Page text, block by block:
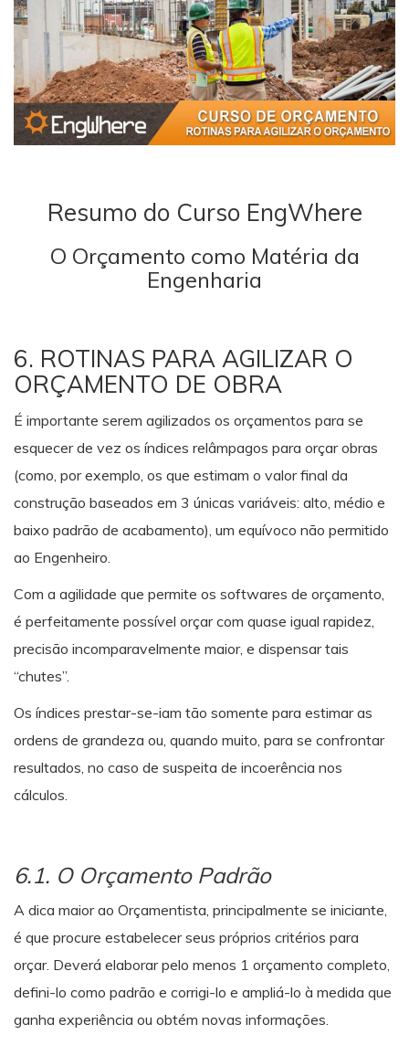
Resumo do Curso EngWhere
O Orçamento como Matéria da
Engenharia
6. ROTINAS PARA AGILIZAR O
ORÇAMENTO DE OBRA
É importante serem agilizados os orçamentos para se
esquecer de vez os índices relâmpagos para orçar obras
(como, por exemplo, os que estimam o valor final da
construção baseados em 3 únicas variáveis: alto, médio e
baixo padrão de acabamento), um equívoco não permitido
ao Engenheiro.
Com a agilidade que permite os softwares de orçamento,
é perfeitamente possível orçar com quase igual rapidez,
precisão incomparavelmente maior, e dispensar tais
“chutes”.
Os índices prestar-se-iam tão somente para estimar as
ordens de grandeza ou, quando muito, para se confrontar
resultados, no caso de suspeita de incoerência nos
cálculos.
6.1. O Orçamento Padrão
A dica maior ao Orçamentista, principalmente se iniciante,
é que procure estabelecer seus próprios critérios para
orçar. Deverá elaborar pelo menos 1 orçamento completo,
defini-lo como padrão e corrigi-lo e ampliá-lo à medida que
ganha experiência ou obtém novas informações.